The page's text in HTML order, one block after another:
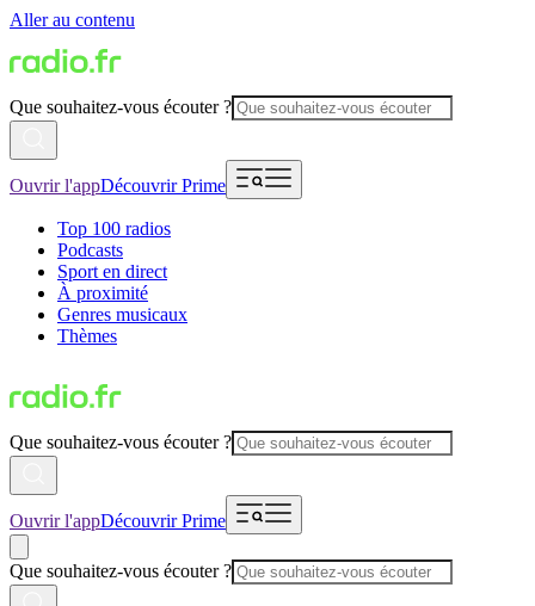
Aller au contenu
Que souhaitez-vous écouter ?
Ouvrir l'appDécouvrir Prime
Top 100 radios
Podcasts
Sport en direct
À proximité
Genres musicaux
Thèmes
Que souhaitez-vous écouter ?
Ouvrir l'appDécouvrir Prime
Que souhaitez-vous écouter ?